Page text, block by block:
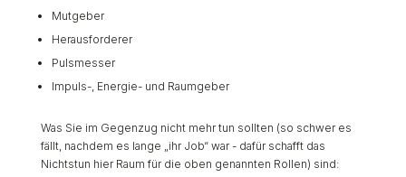
Mutgeber
Herausforderer
Pulsmesser
Impuls-, Energie- und Raumgeber
Was Sie im Gegenzug nicht mehr tun sollten (so schwer es
fällt, nachdem es lange „ihr Job“ war - dafür schafft das
Nichtstun hier Raum für die oben genannten Rollen) sind: